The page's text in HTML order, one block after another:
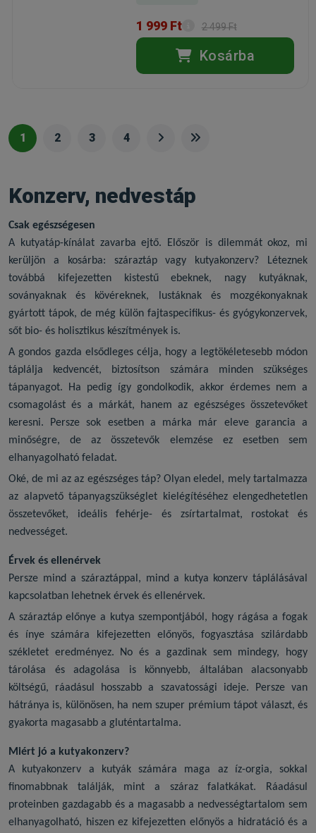
1 999 Ft 2 499 Ft
Kosárba
1 2 3 4
Konzerv, nedvestáp
Csak egészségesen
A kutyatáp-kínálat zavarba ejtő. Először is dilemmát okoz, mi
kerüljön a kosárba: száraztáp vagy
kutyakonzerv? Léteznek
továbbá kifejezetten kistestű ebeknek, nagy kutyáknak,
soványaknak és kövéreknek, lustáknak és mozgékonyaknak
gyártott tápok, de még külön fajtaspecifikus- és gyógykonzervek,
sőt bio- és holisztikus készítmények is.
A gondos gazda elsődleges célja, hogy a legtökéletesebb módon
táplálja kedvencét, biztosítson számára minden szükséges
tápanyagot. Ha pedig így gondolkodik, akkor érdemes nem a
csomagolást és a márkát, hanem az egészséges összetevőket
keresni. Persze sok esetben a márka már eleve garancia a
minőségre, de az összetevők elemzése ez esetben sem
elhanyagolható feladat.
Oké, de mi az az egészséges táp? Olyan eledel, mely tartalmazza
az alapvető tápanyagszükséglet kielégítéséhez elengedhetetlen
összetevőket, ideális fehérje- és zsírtartalmat, rostokat és
nedvességet.
Érvek és ellenérvek
Persze mind a száraztáppal, mind a
kutya konzerv táplálásával
kapcsolatban lehetnek érvek és ellenérvek.
A száraztáp előnye a kutya szempontjából, hogy rágása a fogak
és ínye számára kifejezetten előnyös, fogyasztása szilárdabb
székletet eredményez. No és a gazdinak sem mindegy, hogy
tárolása és adagolása is könnyebb, általában alacsonyabb
költségű, ráadásul hosszabb a szavatossági ideje. Persze van
hátránya is, különösen, ha nem szuper prémium tápot választ, és
gyakorta magasabb a gluténtartalma.
Miért jó a kutyakonzerv?
A
kutyakonzerv a kutyák számára maga az íz-orgia, sokkal
finomabbnak találják, mint a száraz falatkákat. Ráadásul
proteinben gazdagabb és a magasabb a nedvességtartalom sem
elhanyagolható, hiszen ez kifejezetten előnyös a hidratáció és a